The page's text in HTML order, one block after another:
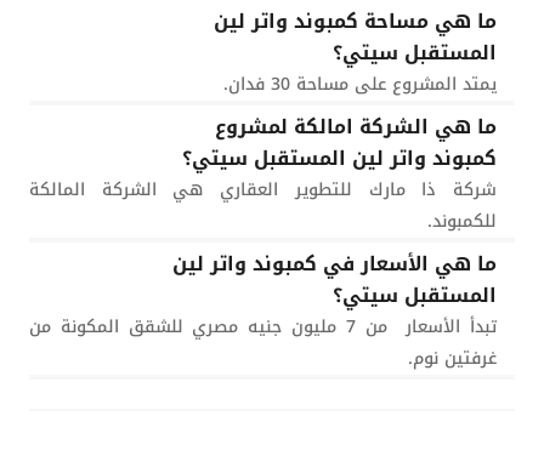
ما هي مساحة كمبوند واتر لين
المستقبل سيتي؟
يمتد المشروع على مساحة 30 فدان.
ما هي الشركة امالكة لمشروع
كمبوند واتر لين المستقبل سيتي؟
شركة ذا مارك للتطوير العقاري هي الشركة المالكة
للكمبوند.
ما هي الأسعار في كمبوند واتر لين
المستقبل سيتي؟
تبدأ الأسعار من 7 مليون جنيه مصري للشقق المكونة من
غرفتين نوم.